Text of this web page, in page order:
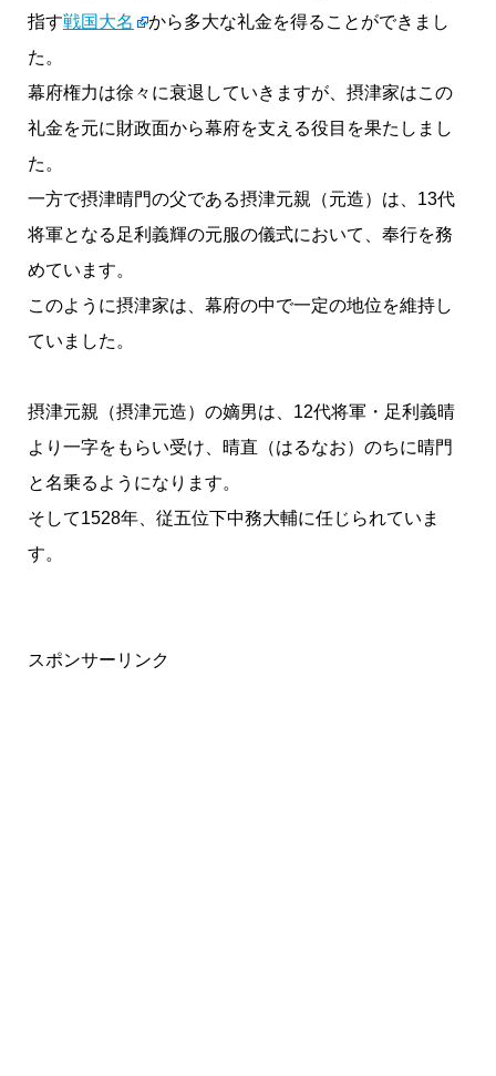
指す戦国大名
から多大な礼金を得ることができまし
た。
幕府権力は徐々に衰退していきますが、摂津家はこの
礼金を元に財政面から幕府を支える役目を果たしまし
た。
一方で摂津晴門の父である摂津元親（元造）は、13代
将軍となる足利義輝の元服の儀式において、奉行を務
めています。
このように摂津家は、幕府の中で一定の地位を維持し
ていました。
摂津元親（摂津元造）の嫡男は、12代将軍・足利義晴
より一字をもらい受け、晴直（はるなお）のちに晴門
と名乗るようになります。
そして1528年、従五位下中務大輔に任じられていま
す。
スポンサーリンク